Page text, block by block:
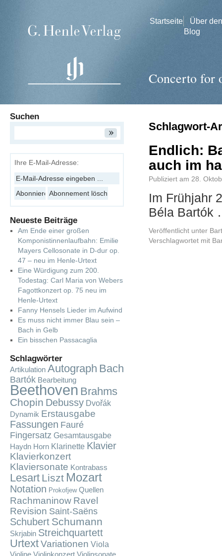
Startseite
Über den
Blog
Concerto for
Schlagwort-
Endlich:
auch im
Publiziert am 28.
Im Frühjahr
Béla
Veröffentlicht unter
Verschlagwortet mit
Suchen
Ihre E-Mail-Adresse:
Neueste Beiträge
Am Ende einer großen
Komponistinnenlaufbahn: Emilie
Mayers Cellosonate in D-dur op.
47 – neu im Henle-Urtext
Eine Würdigung zum 200.
Todestag: Carl Maria von Webers
Fagottkonzert op. 75 neu im
Henle-Urtext
Fanny Hensels Lieder im Aufwind
Es muss nicht immer Blau sein –
Bach in Gelb
Ein bisschen Passacaglia
Schlagwörter
Artikulation Autograph Bach
Bartók Bearbeitung
Beethoven Brahms
Chopin Debussy Dvořák
Dynamik Erstausgabe
Fassungen Fauré
Fingersatz Gesamtausgabe
Haydn Horn Klarinette Klavier
Klavierkonzert
Klaviersonate Kontrabass
Lesart Liszt Mozart
Notation Prokofjew Quellen
Rachmaninow Ravel
Revision Saint-Saëns
Schubert Schumann
Skrjabin Streichquartett
UrtextVariationen Viola